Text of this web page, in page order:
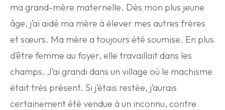
ma grand-mère maternelle. Dès mon plus jeune
âge, j’ai aidé ma mère à élever mes autres frères
et sœurs. Ma mère a toujours été soumise. En plus
d’être femme au foyer, elle travaillait dans les
champs. J’ai grandi dans un village où le machisme
était très présent. Si j’étais restée, j’aurais
certainement été vendue à un inconnu, contre